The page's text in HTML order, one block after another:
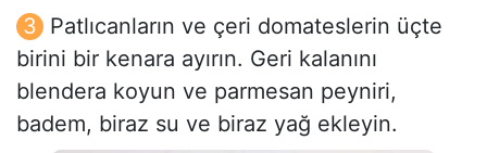
Patlıcanların ve çeri domateslerin üçte
birini bir kenara ayırın. Geri kalanını
blendera koyun ve parmesan peyniri,
badem, biraz su ve biraz yağ ekleyin.